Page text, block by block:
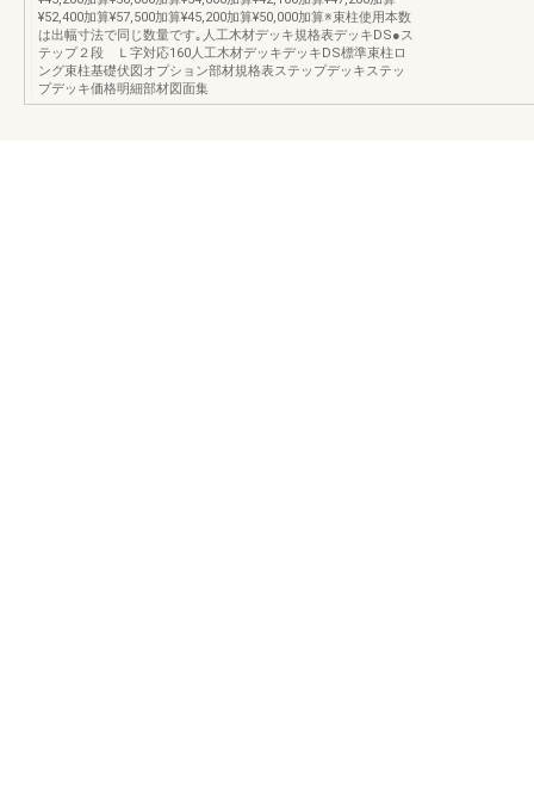
¥52,400加算¥57,500加算¥45,200加算¥50,000加算※束柱使用本数
は出幅寸法で同じ数量です｡人工木材デッキ規格表デッキDS●ス
テップ２段 Ｌ字対応160人工木材デッキデッキDS標準束柱ロ
ング束柱基礎伏図オプション部材規格表ステップデッキステッ
プデッキ価格明細部材図面集